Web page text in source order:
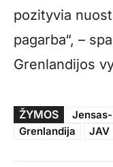
pozityvia
pagarba“, –
Grenlandijos
ŽYMOS
Grenlandija
JAV